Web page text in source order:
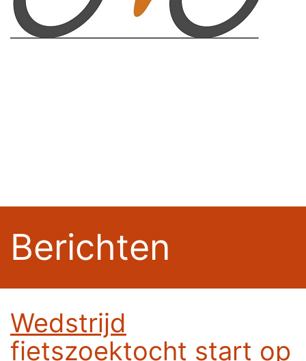
Berichten
Wedstrijd
fietszoektocht start op